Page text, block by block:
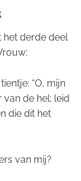
het derde deel
“O, mijn
de hel; leid
die dit het
van mij?